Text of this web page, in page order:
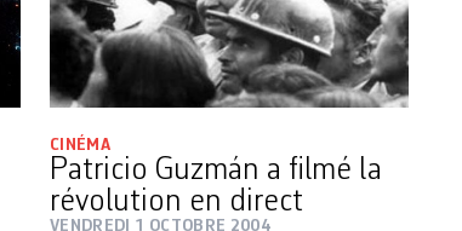
CINÉMA
Patricio Guzmán a filmé la
révolution en direct
VENDREDI 1 OCTOBRE 2004